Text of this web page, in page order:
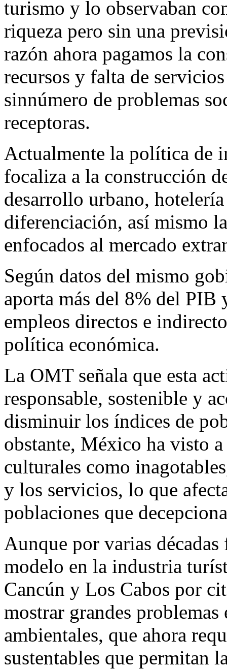
turismo y lo observaban
riqueza pero sin una
razón ahora pagamos la
recursos y falta de
sinnúmero de problemas
receptoras.
Actualmente la política de
focaliza a la construcción
desarrollo urbano,
diferenciación, así mismo
enfocados al mercado
Según datos del mismo
aporta más del 8% del
empleos directos e
política económica.
La OMT señala que esta
responsable, sostenible y
disminuir los índices de
obstante, México ha visto
culturales como
y los servicios, lo que
poblaciones que
Aunque por varias
modelo en la industria
Cancún y Los Cabos por
mostrar grandes
ambientales, que ahora
sustentables que permitan